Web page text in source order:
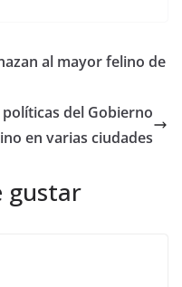
al mayor felino de
del Gobierno
en varias ciudades
gustar